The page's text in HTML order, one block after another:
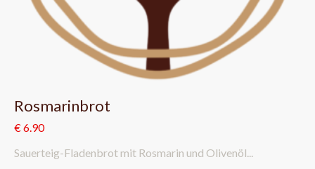
Rosmarinbrot
€ 6.90
Sauerteig-Fladenbrot mit Rosmarin und Olivenöl...